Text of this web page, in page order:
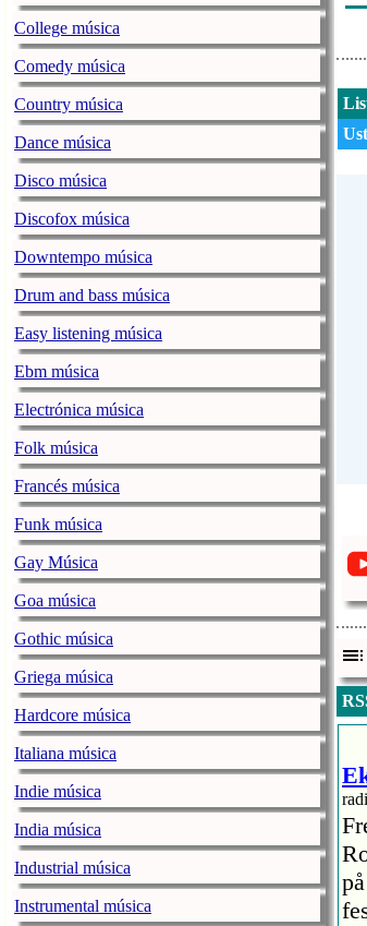
College música
Comedy música
Country música
Dance música
Disco música
Discofox música
Downtempo música
Drum and bass música
Easy listening música
Ebm música
Electrónica música
Folk música
Francés música
Funk música
Gay Música
Goa música
Gothic música
Griega música
Hardcore música
Italiana música
Indie música
India música
Industrial música
Instrumental música